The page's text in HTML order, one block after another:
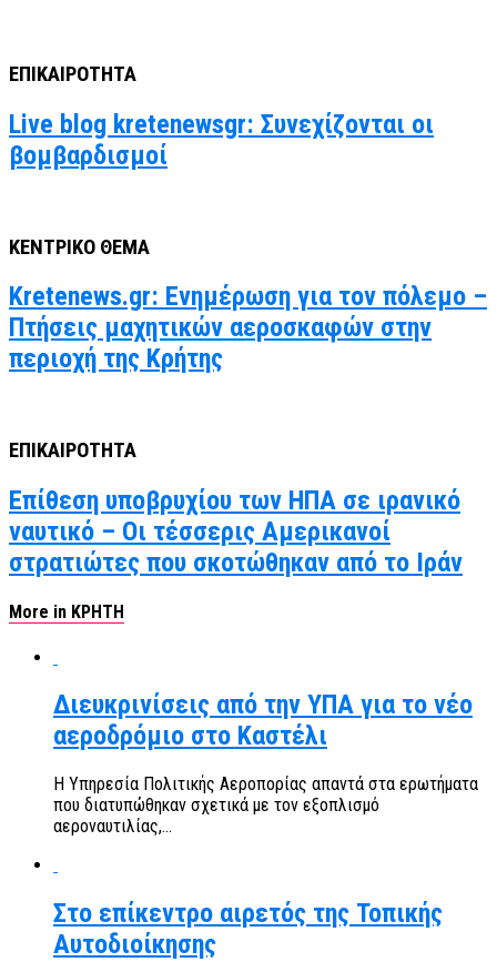
ΕΠΙΚΑΙΡΟΤΗΤΑ
Live blog kretenewsgr: Συνεχίζονται οι
βομβαρδισμοί
ΚΕΝΤΡΙΚΟ ΘΕΜΑ
Kretenews.gr: Ενημέρωση για τον πόλεμο –
Πτήσεις μαχητικών αεροσκαφών στην
περιοχή της Κρήτης
ΕΠΙΚΑΙΡΟΤΗΤΑ
Επίθεση υποβρυχίου των ΗΠΑ σε ιρανικό
ναυτικό – Οι τέσσερις Αμερικανοί
στρατιώτες που σκοτώθηκαν από το Ιράν
More in ΚΡΗΤΗ
Διευκρινίσεις από την ΥΠΑ για το νέο
αεροδρόμιο στο Καστέλι
Η Υπηρεσία Πολιτικής Αεροπορίας απαντά στα ερωτήματα
που διατυπώθηκαν σχετικά με τον εξοπλισμό
αεροναυτιλίας,...
Στο επίκεντρο αιρετός της Τοπικής
Αυτοδιοίκησης